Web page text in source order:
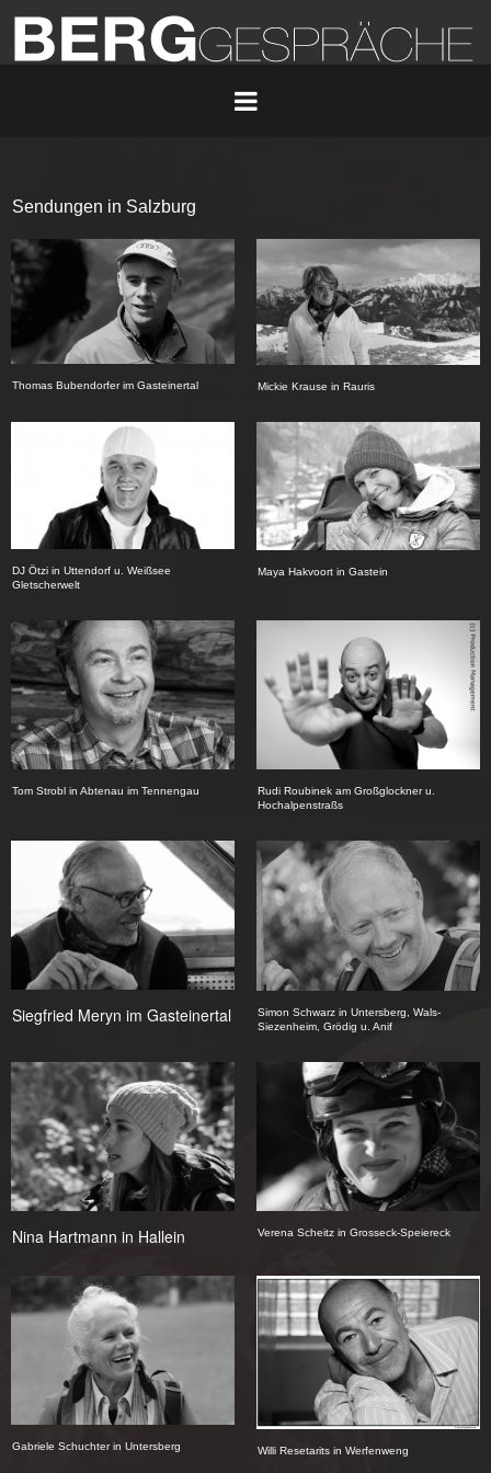
Sendungen in Salzburg
Thomas Bubendorfer im Gasteinertal Mickie Krause in Rauris
DJ Ötzi in Uttendorf u. Weißsee
Gletscherwelt
Maya Hakvoort in Gastein
Tom Strobl in Abtenau im Tennengau
Rudi Roubinek am Großglockner u.
Hochalpenstraßs
Siegfried Meryn im Gasteinertal
Simon Schwarz in Untersberg, Wals-
Siezenheim, Grödig u. Anif
Nina Hartmann in Hallein Verena Scheitz in Grosseck-Speiereck
Gabriele Schuchter in Untersberg Willi Resetarits in Werfenweng